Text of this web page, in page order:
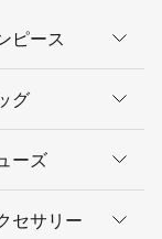
ピース
グ
ーズ
セサリー